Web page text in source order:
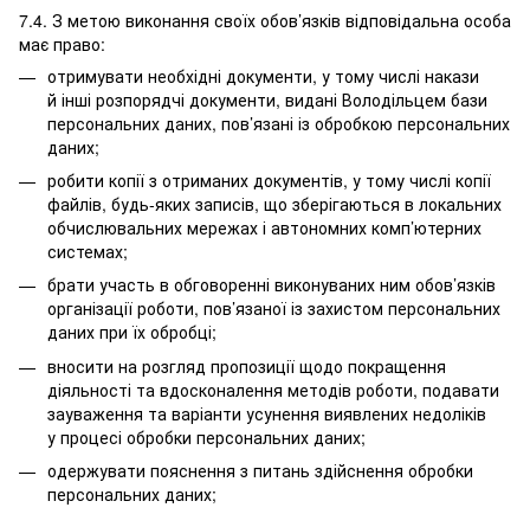
7.4. З метою виконання своїх обов’язків відповідальна особа
має право:
отримувати необхідні документи, у тому числі накази
й інші розпорядчі документи, видані Володільцем бази
персональних даних, пов’язані із обробкою персональних
даних;
робити копії з отриманих документів, у тому числі копії
файлів, будь-яких записів, що зберігаються в локальних
обчислювальних мережах і автономних комп’ютерних
системах;
брати участь в обговоренні виконуваних ним обов’язків
організації роботи, пов’язаної із захистом персональних
даних при їх обробці;
вносити на розгляд пропозиції щодо покращення
діяльності та вдосконалення методів роботи, подавати
зауваження та варіанти усунення виявлених недоліків
у процесі обробки персональних даних;
одержувати пояснення з питань здійснення обробки
персональних даних;